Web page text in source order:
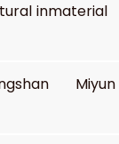
inmaterial
Miyun